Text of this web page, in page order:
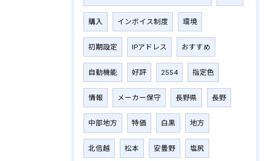
購入 インボイス制度 環境
初期設定 IPアドレス おすすめ
自動機能 好評 2554 指定色
情報 メーカー保守 長野県 長野
中部地方 特価 白黒 地方
北信越 松本 安曇野 塩尻